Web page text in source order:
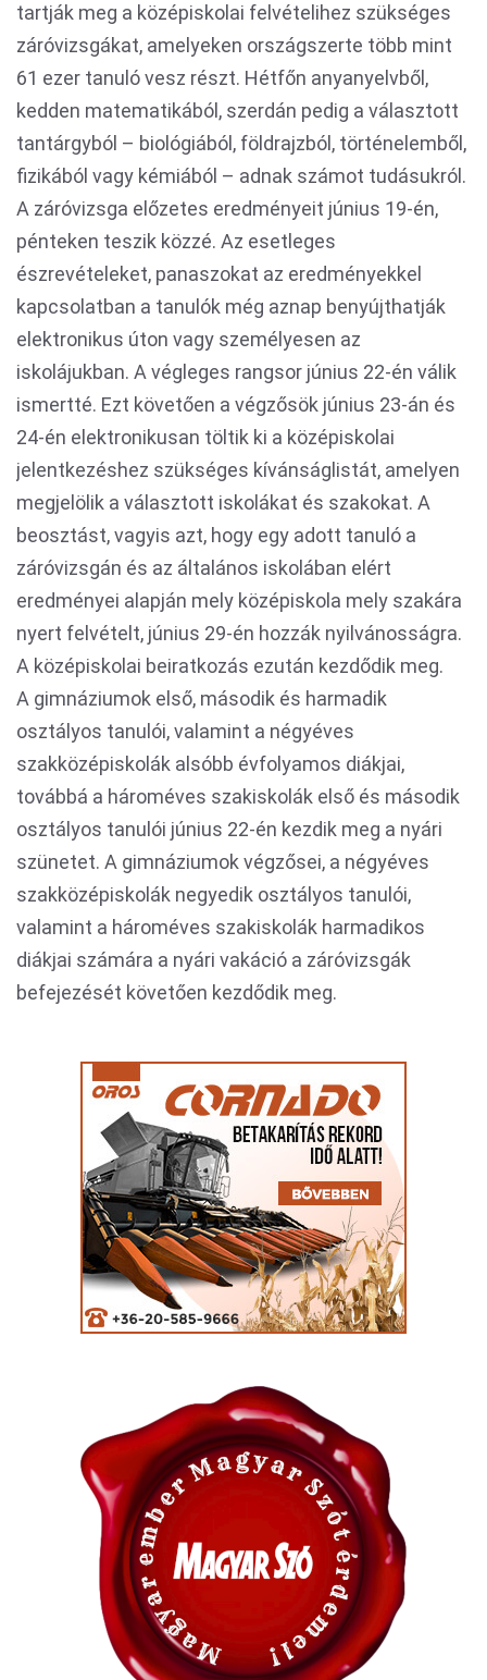
tartják meg a középiskolai felvételihez szükséges
záróvizsgákat, amelyeken országszerte több mint
61 ezer tanuló vesz részt. Hétfőn anyanyelvből,
kedden matematikából, szerdán pedig a választott
tantárgyból – biológiából, földrajzból, történelemből,
fizikából vagy kémiából – adnak számot tudásukról.
A záróvizsga előzetes eredményeit június 19-én,
pénteken teszik közzé. Az esetleges
észrevételeket, panaszokat az eredményekkel
kapcsolatban a tanulók még aznap benyújthatják
elektronikus úton vagy személyesen az
iskolájukban. A végleges rangsor június 22-én válik
ismertté. Ezt követően a végzősök június 23-án és
24-én elektronikusan töltik ki a középiskolai
jelentkezéshez szükséges kívánságlistát, amelyen
megjelölik a választott iskolákat és szakokat. A
beosztást, vagyis azt, hogy egy adott tanuló a
záróvizsgán és az általános iskolában elért
eredményei alapján mely középiskola mely szakára
nyert felvételt, június 29-én hozzák nyilvánosságra.
A középiskolai beiratkozás ezután kezdődik meg.
A gimnáziumok első, második és harmadik
osztályos tanulói, valamint a négyéves
szakközépiskolák alsóbb évfolyamos diákjai,
továbbá a hároméves szakiskolák első és második
osztályos tanulói június 22-én kezdik meg a nyári
szünetet. A gimnáziumok végzősei, a négyéves
szakközépiskolák negyedik osztályos tanulói,
valamint a hároméves szakiskolák harmadikos
diákjai számára a nyári vakáció a záróvizsgák
befejezését követően kezdődik meg.